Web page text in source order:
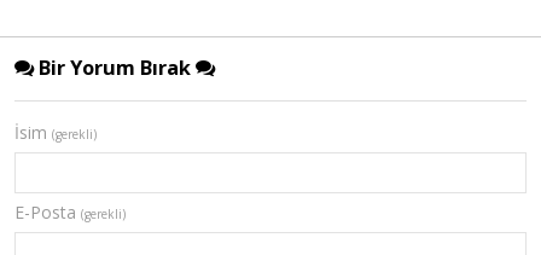
Bir Yorum Bırak
İsim (gerekli)
E-Posta (gerekli)